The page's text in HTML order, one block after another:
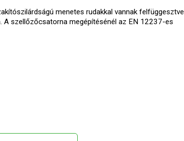
menetes rudakkal vannak felfüggesztve.
szellőzőcsatorna megépítésénél az EN 12237-es